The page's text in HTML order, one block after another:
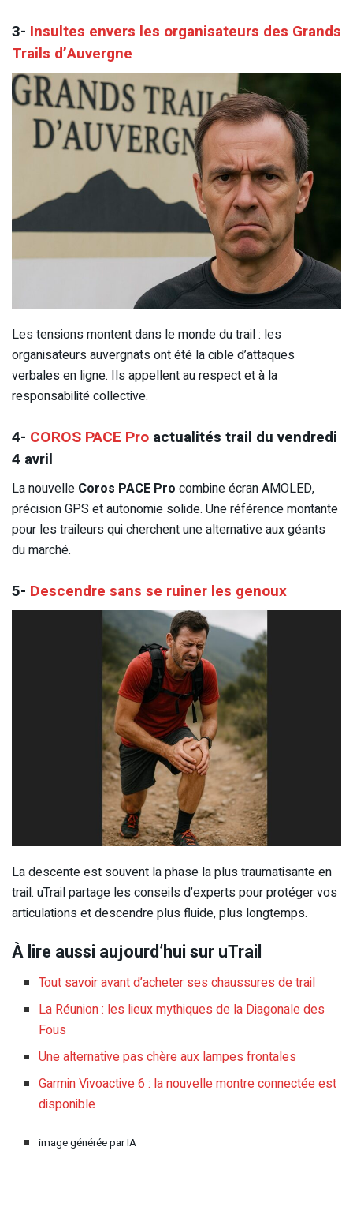
3- Insultes envers les organisateurs des Grands
Trails d’Auvergne
Les tensions montent dans le monde du trail : les
organisateurs auvergnats ont été la cible d’attaques
verbales en ligne. Ils appellent au respect et à la
responsabilité collective.
4- COROS PACE Pro actualités trail du vendredi
4 avril
La nouvelle Coros PACE Pro combine écran AMOLED,
précision GPS et autonomie solide. Une référence montante
pour les traileurs qui cherchent une alternative aux géants
du marché.
5- Descendre sans se ruiner les genoux
La descente est souvent la phase la plus traumatisante en
trail. uTrail partage les conseils d’experts pour protéger vos
articulations et descendre plus fluide, plus longtemps.
À lire aussi aujourd’hui sur uTrail
Tout savoir avant d’acheter ses chaussures de trail
La Réunion : les lieux mythiques de la Diagonale des
Fous
Une alternative pas chère aux lampes frontales
Garmin Vivoactive 6 : la nouvelle montre connectée est
disponible
image générée par IA